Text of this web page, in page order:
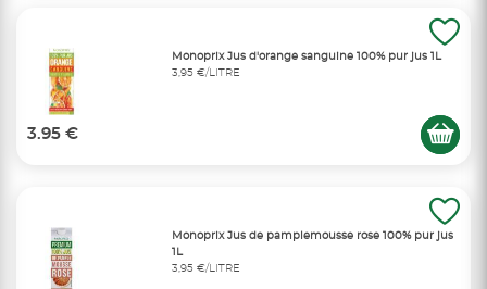
Monoprix Jus d'orange sanguine 100% pur jus 1L
3,95 €/LITRE
3.95 €
Monoprix Jus de pamplemousse rose 100% pur jus
1L
3,95 €/LITRE